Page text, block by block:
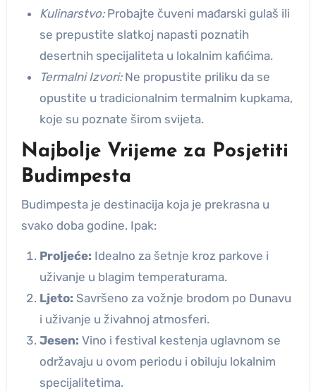
Kulinarstvo:Probajte čuveni mađarski gulaš ili
se prepustite slatkoj napasti poznatih
desertnih specijaliteta u lokalnim kafićima.
Termalni Izvori:Ne propustite priliku da se
opustite u tradicionalnim termalnim kupkama,
koje su poznate širom svijeta.
Najbolje Vrijeme za Posjetiti
Budimpesta
Budimpesta je destinacija koja je prekrasna u
svako doba godine. Ipak:
Proljeće: Idealno za šetnje kroz parkove i
uživanje u blagim temperaturama.
Ljeto: Savršeno za vožnje brodom po Dunavu
i uživanje u živahnoj atmosferi.
Jesen: Vino i festival kestenja uglavnom se
održavaju u ovom periodu i obiluju lokalnim
specijalitetima.